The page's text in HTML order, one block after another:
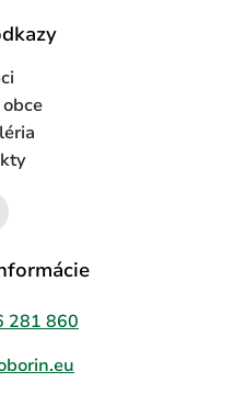
281 860